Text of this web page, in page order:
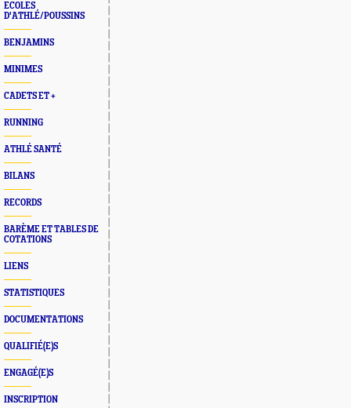
ECOLES
D'ATHLÉ/POUSSINS
BENJAMINS
MINIMES
CADETS ET +
RUNNING
ATHLÉ SANTÉ
BILANS
RECORDS
BARÈME ET TABLES DE
COTATIONS
LIENS
STATISTIQUES
DOCUMENTATIONS
QUALIFIÉ(E)S
ENGAGÉ(E)S
INSCRIPTION